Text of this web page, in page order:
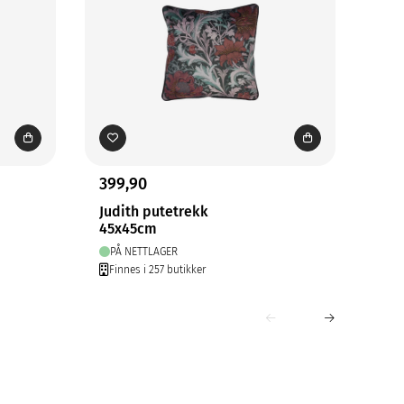
399,90
Judith putetrekk
45x45cm
PÅ NETTLAGER
Finnes i 257 butikker